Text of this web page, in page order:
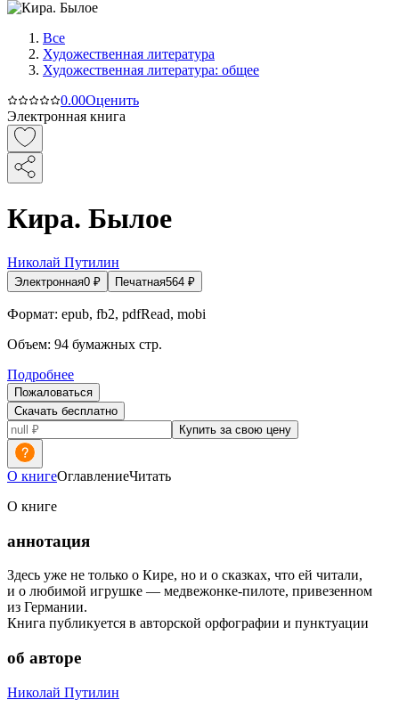
Все
Художественная литература
Художественная литература: общее
0.00Оценить
Электронная книга
Кира. Былое
Николай Путилин
Электронная0 ₽ Печатная564 ₽
Формат: epub, fb2, pdfRead, mobi
Объем: 94 бумажных стр.
Подробнее
Пожаловаться
Скачать бесплатно
Купить за свою цену
О книгеОглавлениеЧитать
О книге
аннотация
Здесь уже не только о Кире, но и о сказках, что ей читали,
и о любимой игрушке — медвежонке-пилоте, привезенном
из Германии.
Книга публикуется в авторской орфографии и пунктуации
об авторе
Николай Путилин